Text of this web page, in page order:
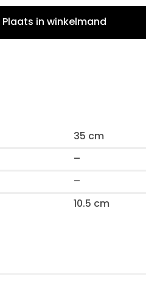
Plaats in winkelmand
35 cm
–
–
10.5 cm